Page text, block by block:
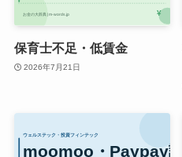
保育士不足・低賃金
2026年7月21日